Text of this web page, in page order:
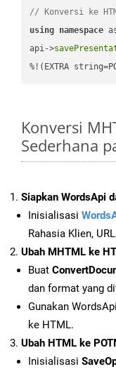
// Konversi ke
using namespace
api->
%!(EXTRA
Konversi
Sederhana
Siapkan WordsApi
Inisialisasi
Rahasia Klien,
Ubah MHTML ke
Buat
dan format yang
Gunakan
ke HTML.
Ubah HTML ke
Inisialisasi